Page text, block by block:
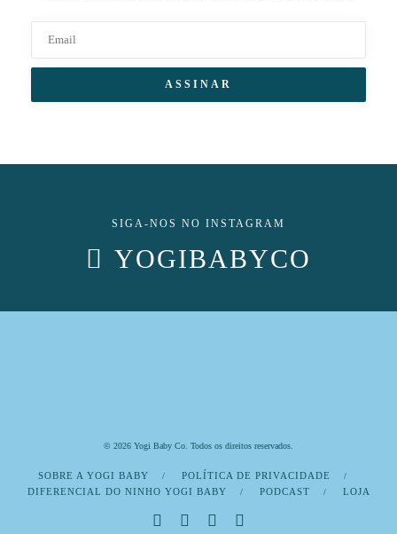
SIGA-NOS NO INSTAGRAM
YOGIBABYCO
© 2026 Yogi Baby Co. Todos os direitos reservados.
SOBRE A YOGI BABY
POLÍTICA DE PRIVACIDADE
DIFERENCIAL DO NINHO YOGI BABY
PODCAST LOJA